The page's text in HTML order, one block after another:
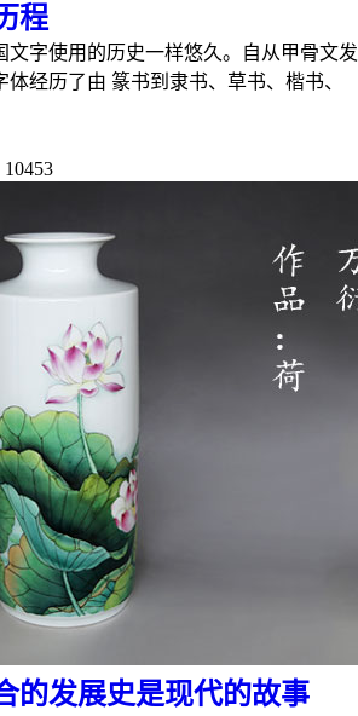
程
文字使用的历史一样悠久。自从甲骨文发
经历了由 篆书到隶书、草书、楷书、
的发展史是现代的故事